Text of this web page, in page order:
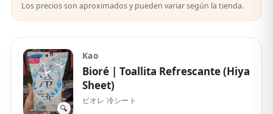
Los precios son aproximados y pueden variar según la tienda.
🔍
Kao
Bioré | Toallita Refrescante (Hiya
Sheet)
ビオレ 冷シート